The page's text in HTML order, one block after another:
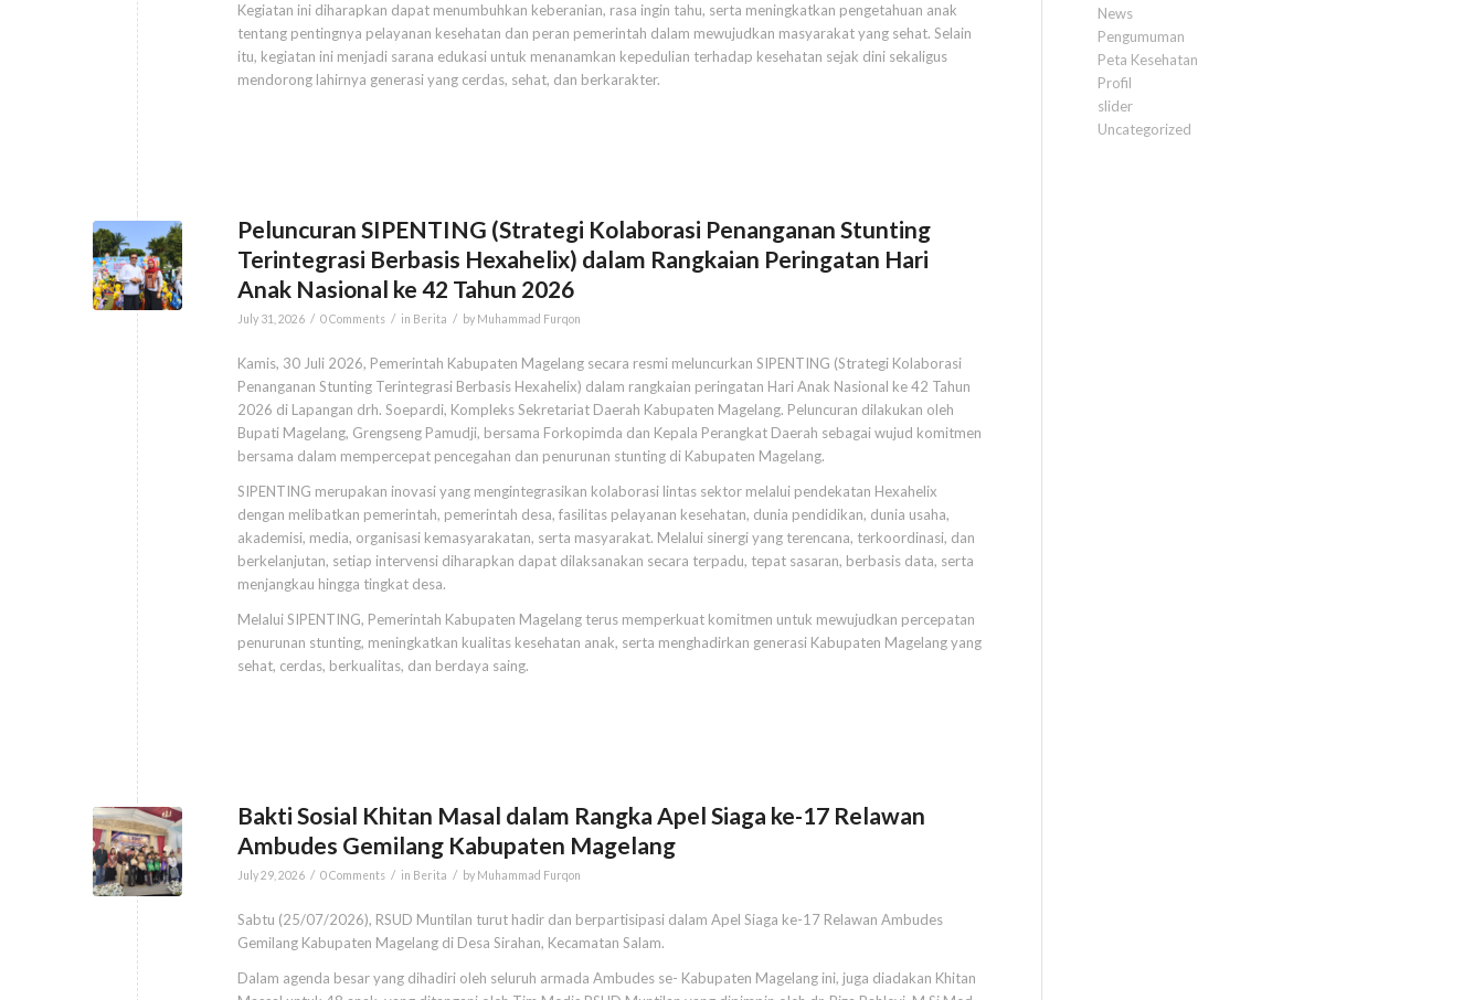
Kegiatan ini diharapkan dapat menumbuhkan keberanian, rasa ingin tahu, serta meningkatkan pengetahuan anak
tentang pentingnya pelayanan kesehatan dan peran pemerintah dalam mewujudkan masyarakat yang sehat. Selain
itu, kegiatan ini menjadi sarana edukasi untuk menanamkan kepedulian terhadap kesehatan sejak dini sekaligus
mendorong lahirnya generasi yang cerdas, sehat, dan berkarakter.
Peluncuran SIPENTING (Strategi Kolaborasi Penanganan Stunting
Terintegrasi Berbasis Hexahelix) dalam Rangkaian Peringatan Hari
Anak Nasional ke 42 Tahun 2026
July 31, 2026 / 0 Comments / in Berita / by Muhammad Furqon
Kamis, 30 Juli 2026, Pemerintah Kabupaten Magelang secara resmi meluncurkan SIPENTING (Strategi Kolaborasi
Penanganan Stunting Terintegrasi Berbasis Hexahelix) dalam rangkaian peringatan Hari Anak Nasional ke 42 Tahun
2026 di Lapangan drh. Soepardi, Kompleks Sekretariat Daerah Kabupaten Magelang. Peluncuran dilakukan oleh
Bupati Magelang, Grengseng Pamudji, bersama Forkopimda dan Kepala Perangkat Daerah sebagai wujud komitmen
bersama dalam mempercepat pencegahan dan penurunan stunting di Kabupaten Magelang.
SIPENTING merupakan inovasi yang mengintegrasikan kolaborasi lintas sektor melalui pendekatan Hexahelix
dengan melibatkan pemerintah, pemerintah desa, fasilitas pelayanan kesehatan, dunia pendidikan, dunia usaha,
akademisi, media, organisasi kemasyarakatan, serta masyarakat. Melalui sinergi yang terencana, terkoordinasi, dan
berkelanjutan, setiap intervensi diharapkan dapat dilaksanakan secara terpadu, tepat sasaran, berbasis data, serta
menjangkau hingga tingkat desa.
Melalui SIPENTING, Pemerintah Kabupaten Magelang terus memperkuat komitmen untuk mewujudkan percepatan
penurunan stunting, meningkatkan kualitas kesehatan anak, serta menghadirkan generasi Kabupaten Magelang yang
sehat, cerdas, berkualitas, dan berdaya saing.
Bakti Sosial Khitan Masal dalam Rangka Apel Siaga ke-17 Relawan
Ambudes Gemilang Kabupaten Magelang
July 29, 2026 / 0 Comments / in Berita / by Muhammad Furqon
Sabtu (25/07/2026), RSUD Muntilan turut hadir dan berpartisipasi dalam Apel Siaga ke-17 Relawan Ambudes
Gemilang Kabupaten Magelang di Desa Sirahan, Kecamatan Salam.
Dalam agenda besar yang dihadiri oleh seluruh armada Ambudes se- Kabupaten Magelang ini, juga diadakan Khitan
News
Pengumuman
Peta Kesehatan
Profil
slider
Uncategorized